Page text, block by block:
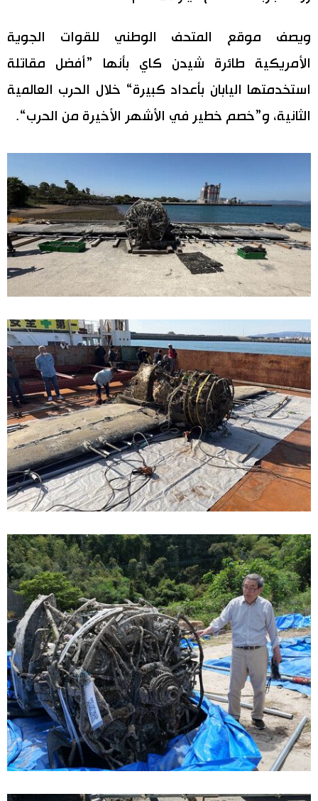
طوكيو
ويصف موقع المتحف الوطني للقوات الجوية
الأمريكية طائرة شيدن كاي بأنها ”أفضل مقاتلة
استخدمتها اليابان بأعداد كبيرة“ خلال الحرب العالمية
الثانية، و”خصم خطير في الأشهر الأخيرة من الحرب“.